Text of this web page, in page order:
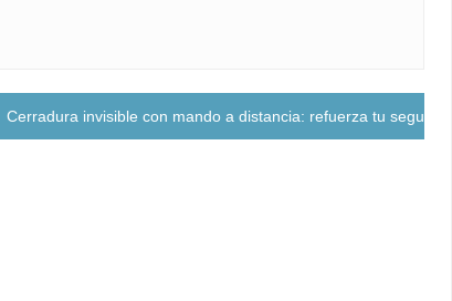
Cerradura invisible con mando a distancia: refuerza tu seguridad